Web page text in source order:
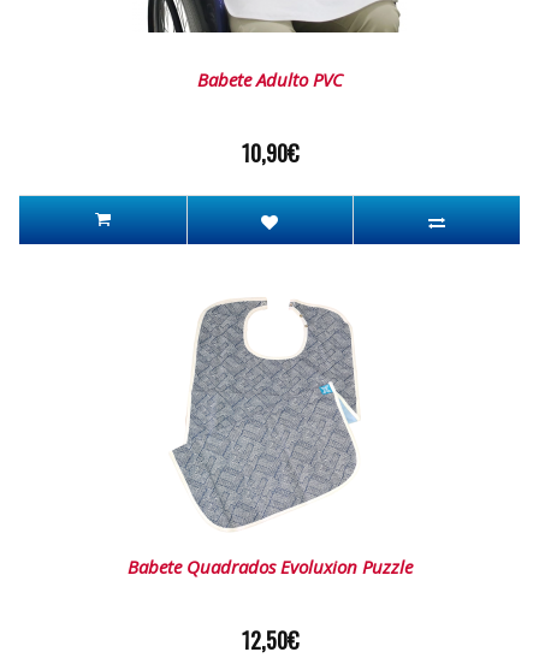
Babete Adulto PVC
10,90€
Babete Quadrados Evoluxion Puzzle
12,50€